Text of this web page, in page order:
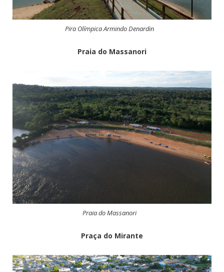
Pira Olímpica Armindo Denardin
Praia do Massanori
Praia do Massanori
Praça do Mirante